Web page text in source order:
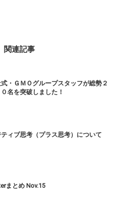
関連記事
式・ＧＭＯグループスタッフが総勢２
０名を突破しました！
ティブ思考（プラス思考）について
まとめ Nov.15